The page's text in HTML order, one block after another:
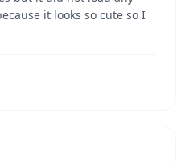
it looks so cute so I